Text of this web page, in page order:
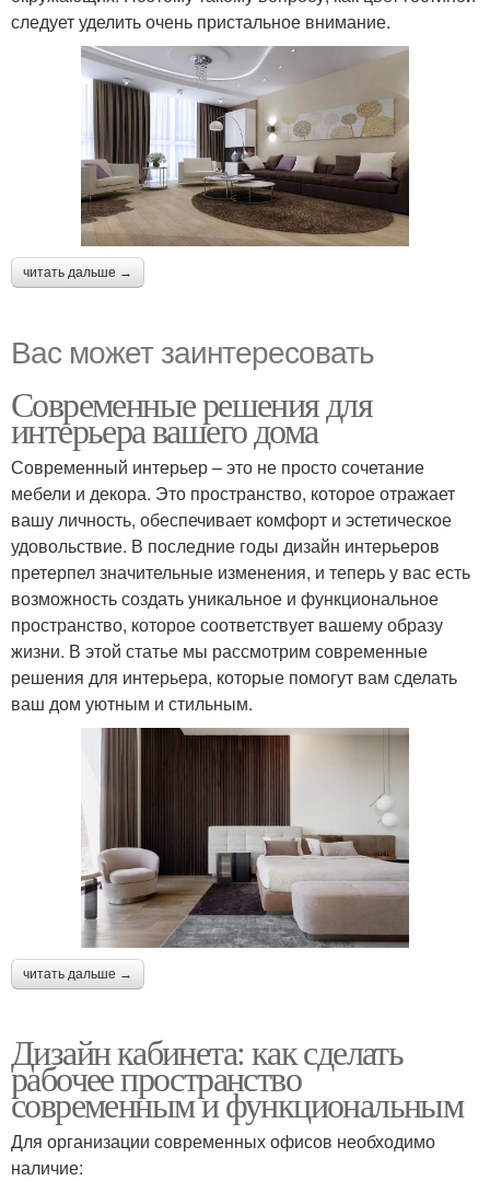
следует уделить очень пристальное внимание.
читать дальше →
Вас может заинтересовать
Современные решения для
интерьера вашего дома
Современный интерьер – это не просто сочетание
мебели и декора. Это пространство, которое отражает
вашу личность, обеспечивает комфорт и эстетическое
удовольствие. В последние годы дизайн интерьеров
претерпел значительные изменения, и теперь у вас есть
возможность создать уникальное и функциональное
пространство, которое соответствует вашему образу
жизни. В этой статье мы рассмотрим современные
решения для интерьера, которые помогут вам сделать
ваш дом уютным и стильным.
читать дальше →
Дизайн кабинета: как сделать
рабочее пространство
современным и функциональным
Для организации современных офисов необходимо
наличие: